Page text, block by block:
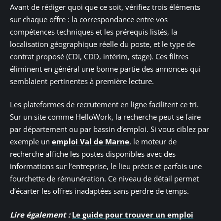
Avant de rédiger quoi que ce soit, vérifiez trois éléments
sur chaque offre : la correspondance entre vos
compétences techniques et les prérequis listés, la
localisation géographique réelle du poste, et le type de
contrat proposé (CDI, CDD, intérim, stage). Ces filtres
éliminent en général une bonne partie des annonces qui
semblaient pertinentes à première lecture.
Les plateformes de recrutement en ligne facilitent ce tri.
Sur un site comme HelloWork, la recherche peut se faire
par département ou par bassin d’emploi. Si vous ciblez par
exemple un emploi Val de Marne, le moteur de
recherche affiche les postes disponibles avec des
informations sur l’entreprise, le lieu précis et parfois une
fourchette de rémunération. Ce niveau de détail permet
d’écarter les offres inadaptées sans perdre de temps.
Lire également : Le guide pour trouver un emploi